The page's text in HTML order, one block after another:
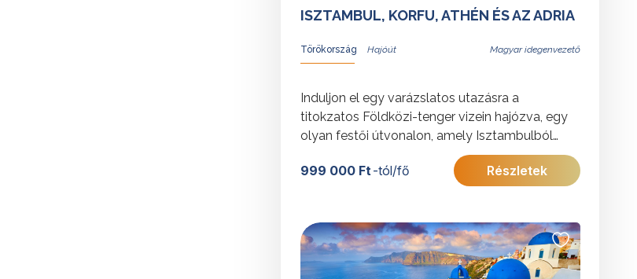
ISZTAMBUL, KORFU, ATHÉN ÉS AZ ADRIA
Törökország Magyar idegenvezető
Induljon el egy varázslatos utazásra a
titokzatos Földközi-tenger vizein hajózva, egy
olyan festői útvonalon, amely Isztambulból
indulva felfedezi Korfu ékköveit, Bari történelmi
báját, valamint Alberobello jellegzetes trullóit,
báját és Kusadasi magával ragadó varázsát
999 000 Ft-tól/fő Részletek